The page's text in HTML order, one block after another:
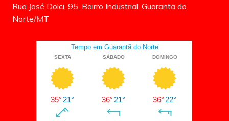
Rua José Dolci, 95, Bairro Industrial, Guarantã do
Norte/MT